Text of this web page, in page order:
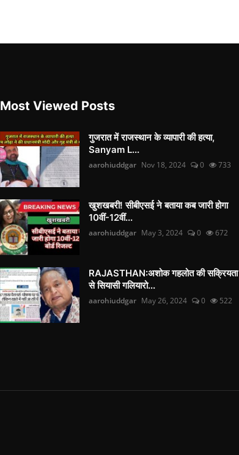
Most Viewed Posts
गुजरात में राजस्थान के व्यापारी की हत्या,
Sanyam L...
aarohiuddgar Nov 18, 2024 0 733
खुशखबरी! सीबीएसई ने बताया कब जारी होगा
10वीं-12वीं...
aarohiuddgar May 3, 2024 0 672
RAJASTHAN:अशोक गहलोत की सक्रियता
से सियासी गलियारो...
aarohiuddgar May 26, 2024 0 522